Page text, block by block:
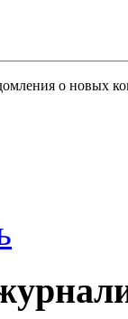
о новых